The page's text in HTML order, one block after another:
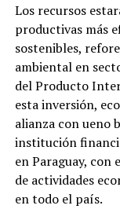
Los recursos
productivas más
sostenibles,
ambiental en
del Producto
esta inversión,
alianza con ueno
institución
en Paraguay, con
de actividades
en todo el país.